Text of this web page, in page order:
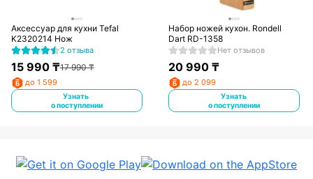
Аксессуар для кухни Tefal
K2320214 Нож
2 отзыва
15 990₸17 990₸
до 1 599
Узнать
о поступлении
Набор ножей кухон. Rondell
Dart RD-1358
Нет отзывов
20 990 ₸
до 2 099
Узнать
о поступлении